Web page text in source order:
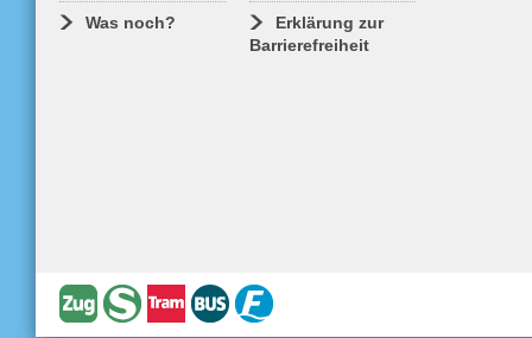
Was noch?
Erklärung zur
Barrierefreiheit